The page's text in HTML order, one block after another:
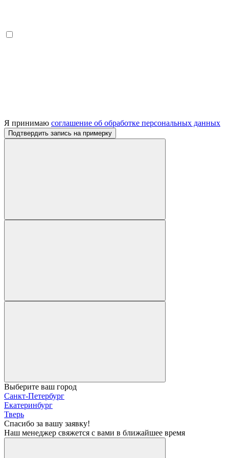
Я принимаю соглашение об обработке персональных данных
Подтвердить запись на примерку
Выберите ваш город
Санкт-Петербург
Екатеринбург
Тверь
Спасибо за вашу заявку!
Наш менеджер свяжется с вами в ближайшее время